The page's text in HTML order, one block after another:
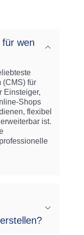
wen
(CMS) für
Einsteiger,
Shops
flexibel
ist.